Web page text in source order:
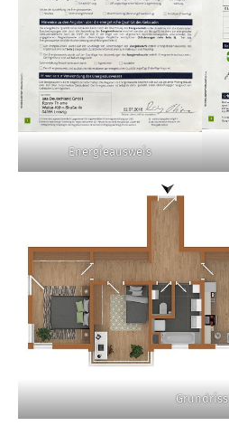
Energieausweis
Grundriss